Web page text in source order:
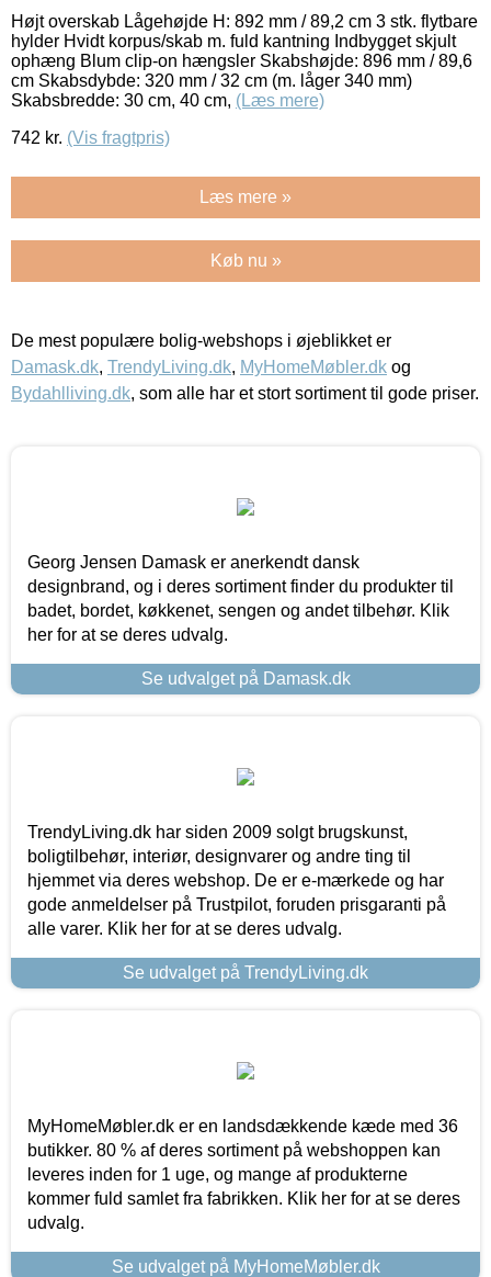
Højt overskab Lågehøjde H: 892 mm / 89,2 cm 3 stk. flytbare
hylder Hvidt korpus/skab m. fuld kantning Indbygget skjult
ophæng Blum clip-on hængsler Skabshøjde: 896 mm / 89,6
cm Skabsdybde: 320 mm / 32 cm (m. låger 340 mm)
Skabsbredde: 30 cm, 40 cm, (Læs mere)
742 kr. (Vis fragtpris)
Læs mere »
Køb nu »
De mest populære bolig-webshops i øjeblikket er
Damask.dk, TrendyLiving.dk, MyHomeMøbler.dk og
Bydahlliving.dk, som alle har et stort sortiment til gode priser.
Georg Jensen Damask er anerkendt dansk
designbrand, og i deres sortiment finder du produkter til
badet, bordet, køkkenet, sengen og andet tilbehør. Klik
her for at se deres udvalg.
Se udvalget på Damask.dk
TrendyLiving.dk har siden 2009 solgt brugskunst,
boligtilbehør, interiør, designvarer og andre ting til
hjemmet via deres webshop. De er e-mærkede og har
gode anmeldelser på Trustpilot, foruden prisgaranti på
alle varer. Klik her for at se deres udvalg.
Se udvalget på TrendyLiving.dk
MyHomeMøbler.dk er en landsdækkende kæde med 36
butikker. 80 % af deres sortiment på webshoppen kan
leveres inden for 1 uge, og mange af produkterne
kommer fuld samlet fra fabrikken. Klik her for at se deres
udvalg.
Se udvalget på MyHomeMøbler.dk